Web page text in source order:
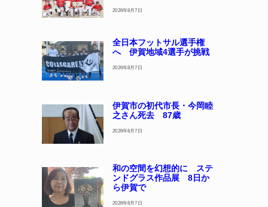
2026年8月7日
全日本フットサル選手権
へ 伊賀地域4選手が挑戦
2026年8月7日
伊賀市の初代市長・今岡睦
之さん死去 87歳
2026年8月7日
和の空間を幻想的に ステ
ンドグラス作品展 8日か
ら伊賀で
2026年8月7日